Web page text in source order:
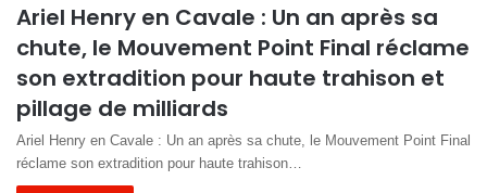
Ariel Henry en Cavale : Un an après sa
chute, le Mouvement Point Final réclame
son extradition pour haute trahison et
pillage de milliards
Ariel Henry en Cavale : Un an après sa chute, le Mouvement Point Final
réclame son extradition pour haute trahison…